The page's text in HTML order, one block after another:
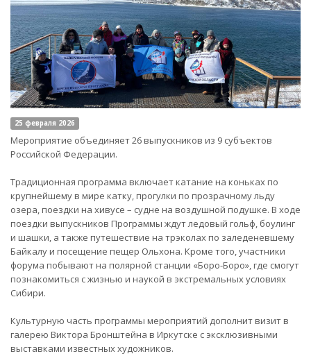
25 февраля 2026
Мероприятие объединяет 26 выпускников из 9 субъектов
Российской Федерации.
Традиционная программа включает катание на коньках по
крупнейшему в мире катку, прогулки по прозрачному льду
озера, поездки на хивусе – судне на воздушной подушке. В ходе
поездки выпускников Программы ждут ледовый гольф, боулинг
и шашки, а также путешествие на трэколах по заледеневшему
Байкалу и посещение пещер Ольхона. Кроме того, участники
форума побывают на полярной станции «Боро-Боро», где смогут
познакомиться с жизнью и наукой в экстремальных условиях
Сибири.
Культурную часть программы мероприятий дополнит визит в
галерею Виктора Бронштейна в Иркутске с эксклюзивными
выставками известных художников.